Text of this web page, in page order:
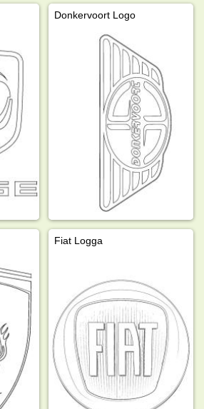
Donkervoort Logo
Fiat Logga